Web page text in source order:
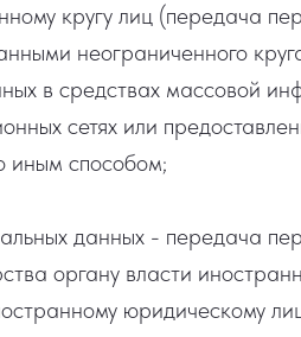
кругу лиц (передача
неограниченного
в средствах массовой
сетях или
иным способом;
данных - передача
органу власти
юридическому